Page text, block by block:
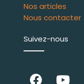
Nos articles
Nous contacter
Suivez-nous